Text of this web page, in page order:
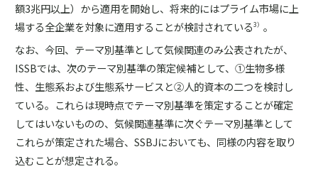
額3兆円以上）から適用を開始し、将来的にはプライム市場に上
場する全企業を対象に適用することが検討されている3） 。
なお、今回、テーマ別基準として気候関連のみ公表されたが、
ISSBでは、次のテーマ別基準の策定候補として、①生物多様
性、生態系および生態系サービスと②人的資本の二つを検討し
ている。これらは現時点でテーマ別基準を策定することが確定
してはいないものの、気候関連基準に次ぐテーマ別基準として
これらが策定された場合、SSBJにおいても、同様の内容を取り
込むことが想定される。